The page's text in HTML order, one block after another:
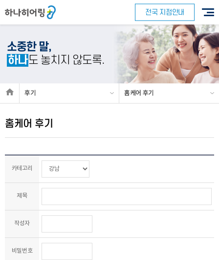
전국 지점안내
소중한 말,
하나도 놓치지 않도록.
후기 홈케어 후기
홈케어 후기
카테고리
제목
작성자
비밀번호